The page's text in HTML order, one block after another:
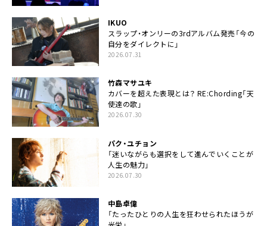
IKUO
スラップ・オンリーの3rdアルバム発売「今の
自分をダイレクトに」
2026.07.31
竹森マサユキ
カバーを超えた表現とは？ RE:Chording「天
使達の歌」
2026.07.30
パク・ユチョン
「迷いながらも選択をして進んでいくことが
人生の魅力」
2026.07.30
中島卓偉
「たったひとりの人生を狂わせられたほうが